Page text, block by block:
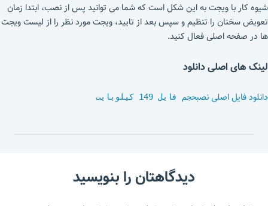
شیوه کار با ویجت به این شکل است که شما می توانید پس از نصب، ابتدا زمان
تعویض سخنان را تنظیم و سپس بعد از تایید، ویجت مورد نظر را از لیست ویجت
ها در صفحه اصلی فعال کنید.
لینک های اصلی دانلود
دانلود فایل اصلی نصبحجم فایل 149 کیلوبایت
دیدگاهتان را بنویسید